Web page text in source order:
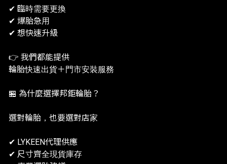
✔ 臨時需要更換
✔ 爆胎急用
✔ 想快速升級
👉 我們都能提供
輪胎快速出貨＋門市安裝服務
🏪 為什麼選擇邦鉅輪胎？
選對輪胎，也要選對店家
✔ LYKEEN代理供應
✔ 尺寸齊全現貨庫存